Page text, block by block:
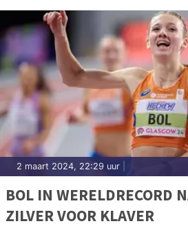
2 maart 2024, 22:29 uur
BOL IN WERELDRECORD
ZILVER VOOR KLAVER